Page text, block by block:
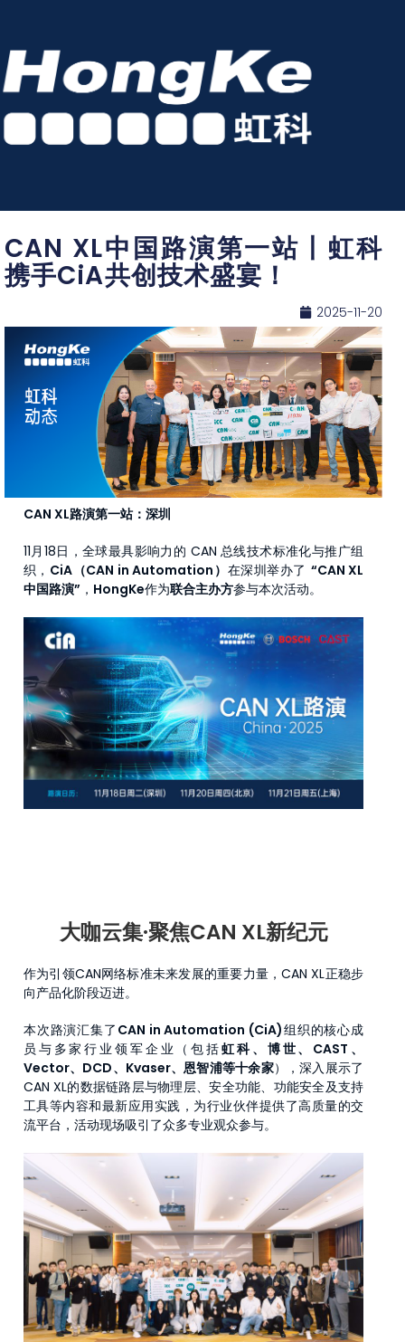
CAN XL中国路演第一站丨虹科
携手CiA共创技术盛宴！
2025-11-20
CAN XL路演第一站：深圳
11月18日，全球最具影响力的 CAN 总线技术标准化与推广组
织， CiA（CAN in Automation） 在深圳举办了 “CAN XL
中国路演” ， HongKe作为联合主办方参与本次活动。
大咖云集·聚焦CAN XL新纪元
作为引领CAN网络标准未来发展的重要力量，CAN XL正稳步
向产品化阶段迈进。
本次路演汇集了 CAN in Automation (CiA)组织的核心成
员与多家行业领军企业（包括虹科、博世、CAST、
Vector、DCD、Kvaser、恩智浦等十余家），深入展示了
CAN XL的数据链路层与物理层、安全功能、功能安全及支持
工具等内容和最新应用实践，为行业伙伴提供了高质量的交
流平台，活动现场吸引了众多专业观众参与。